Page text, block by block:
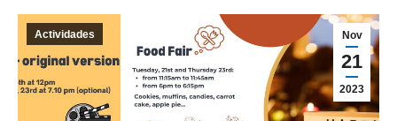
Nov
21
2023
Actividades